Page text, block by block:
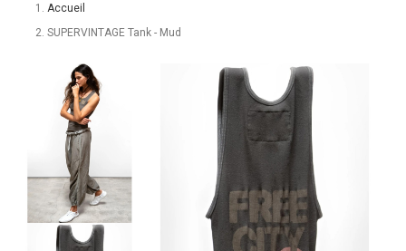
Accueil
SUPERVINTAGE Tank - Mud